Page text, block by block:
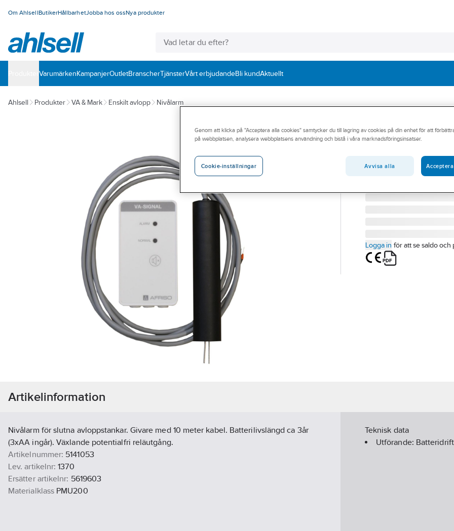
Om AhlsellButikerHållbarhetJobba hos ossNya produkter
VarumärkenKampanjerOutletBranscherTjänsterVårt erbjudandeBli kundAktuellt
Ahlsell Produkter VA & Mark Enskilt avlopp Nivålarm
AFRISO EMA
Nivålarm Afriso
EMA NIVÅLARM VA-
Artikelnummer:
5141053
1370
Logga in för att se saldo och
Artikelinformation
Nivålarm för slutna avloppstankar. Givare med 10 meter kabel. Batterilivslängd ca 3år
(3xAA ingår). Växlande potentialfri reläutgång.
Artikelnummer: 5141053
Lev. artikelnr: 1370
Ersätter artikelnr: 5619603
Materialklass PMU200
Teknisk data
Utförande: Batteridrift
Genom att klicka på "Acceptera alla cookies" samtycker du till lagring av cookies på din enhet för att
på webbplatsen, analysera webbplatsens användning och bistå i våra marknadsföringsinsatser.
Cookie-inställningar Avvisa alla